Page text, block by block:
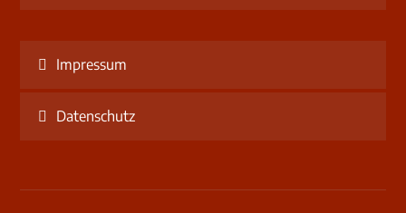
Impressum
Datenschutz